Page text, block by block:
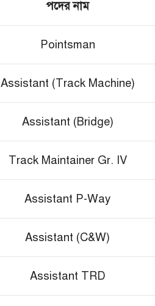
পদের নাম
Pointsman
Assistant (Track Machine)
Assistant (Bridge)
Track Maintainer Gr. IV
Assistant P-Way
Assistant (C&W)
Assistant TRD